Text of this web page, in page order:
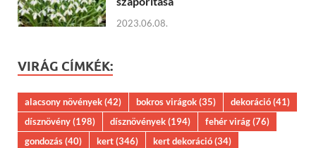
2023.06.08.
VIRÁG CÍMKÉK:
alacsony növények(42) bokros virágok(35) dekoráció(41)
dísznövény(198) dísznövények(194) fehér virág(76)
gondozás(40) kert(346) kert dekoráció(34)